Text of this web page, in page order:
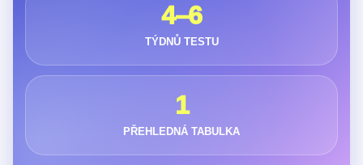
4–6
TÝDNŮ TESTU
1
PŘEHLEDNÁ TABULKA